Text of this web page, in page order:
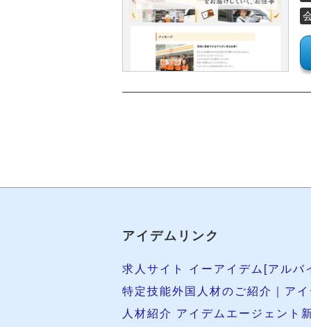
アイデムリンク
求人サイト イーアイデム[アルバ
特定技能外国人材のご紹介｜ア
人材紹介 アイデムエージェント